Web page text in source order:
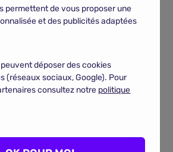
defaire jouer la
la couverture la plus
meilleur prix.
met gratuitement à
de comparaison en ligne. Il
les champs proposés et de
liste des contrats d'assurance
!
LES ASSURANCES SPORT
permettent de vous proposer une
et des publicités adaptées
déposer des cookies
(réseaux sociaux, Google). Pour
consultez notre politique